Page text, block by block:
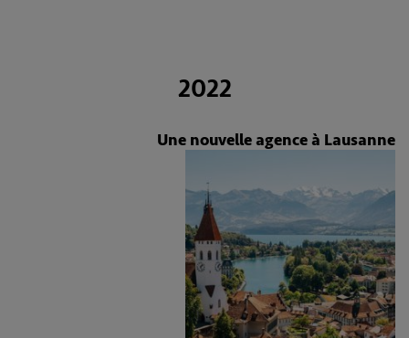
2022
Une nouvelle agence à Lausanne